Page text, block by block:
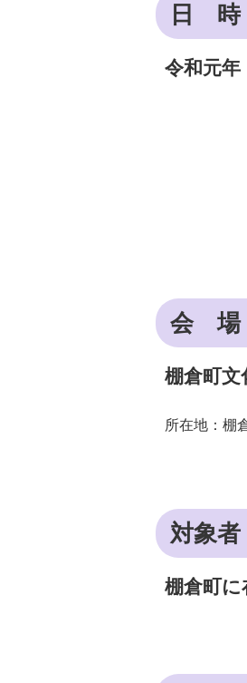
日 時
令和元
午前9
※10月7
※10月9
会 場
棚倉町文
所在地：棚
対象者
棚倉町に